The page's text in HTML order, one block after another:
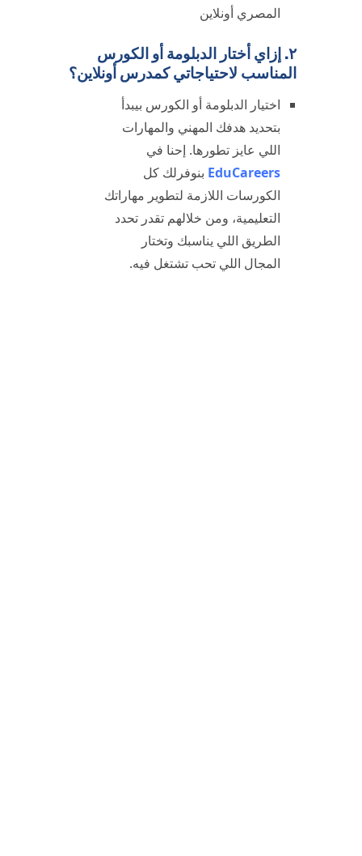
المصري أونلاين
٢. إزاي أختار الدبلومة أو الكورس
المناسب لاحتياجاتي كمدرس أونلاين؟
اختيار الدبلومة أو الكورس بيبدأ
بتحديد هدفك المهني والمهارات
اللي عايز تطورها. إحنا في
EduCareers بنوفرلك كل
الكورسات اللازمة لتطوير مهاراتك
التعليمية، ومن خلالهم تقدر تحدد
الطريق اللي يناسبك وتختار
المجال اللي تحب تشتغل فيه.